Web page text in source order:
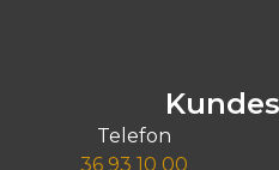
Telefon
36 93 10 00